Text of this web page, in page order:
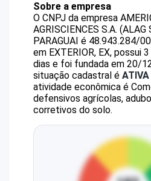
Sobre a empresa
O CNPJ da empresa
AGRISCIENCES S.A. (ALAG
PARAGUAI é 48.943.284/
em EXTERIOR, EX, possui
dias e foi fundada em 20/
situação cadastral é ATIVA
atividade econômica é
defensivos agrícolas,
corretivos do solo.